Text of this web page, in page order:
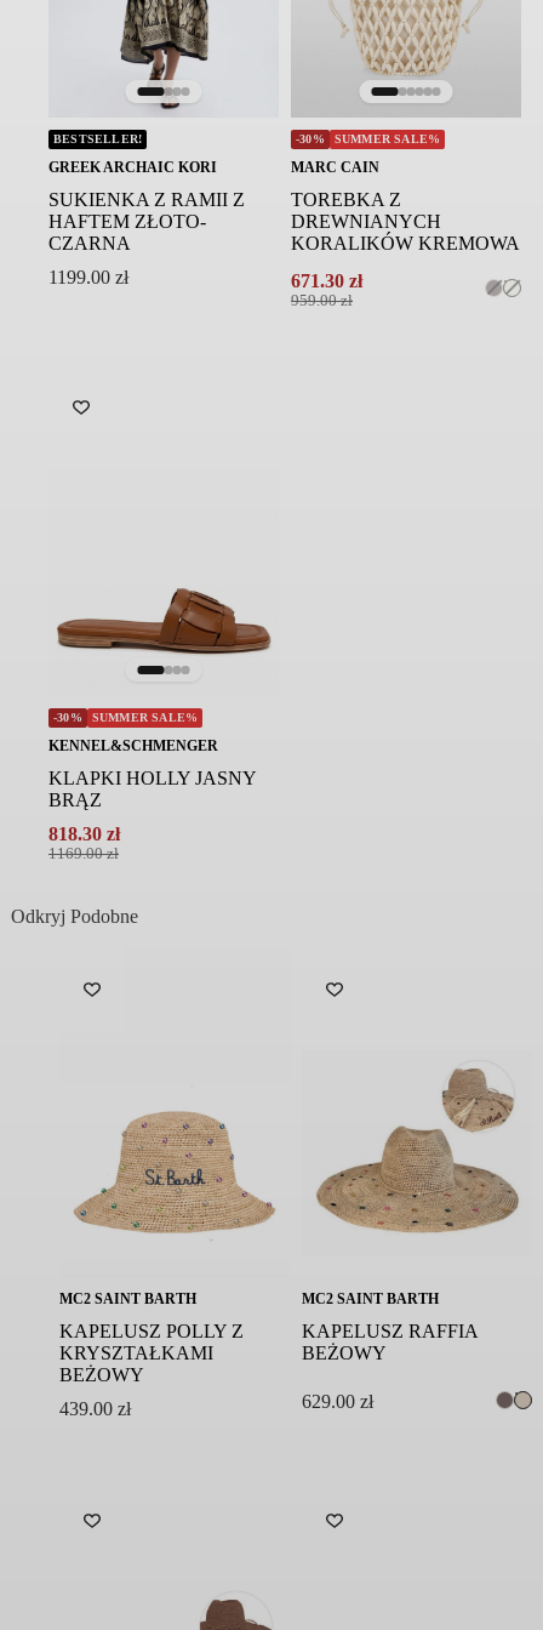
Symbol modelu: A6SF51/Y69/0 NERO
BESTSELLER!
GREEK ARCHAIC KORI
SUKIENKA Z RAMII Z
HAFTEM ZŁOTO-
CZARNA
1199.00 zł
-30% SUMMER SALE%
MARC CAIN
TOREBKA Z
DREWNIANYCH
KORALIKÓW KREMOWA
959.00zł
Pierwotna
671.30zł
Aktualna
-30% SUMMER SALE%
KENNEL&SCHMENGER
KLAPKI HOLLY JASNY
BRĄZ
1169.00zł
Pierwotna
1169.00 zł.
818.30 zł
Aktualna
818.30 zł.
Odkryj Podobne
MC2 SAINT BARTH
KAPELUSZ POLLY Z
KRYSZTAŁKAMI
BEŻOWY
439.00 zł
MC2 SAINT BARTH
KAPELUSZ RAFFIA
BEŻOWY
629.00 zł